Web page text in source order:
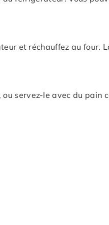
et réchauffez au four.
servez-le avec du pain